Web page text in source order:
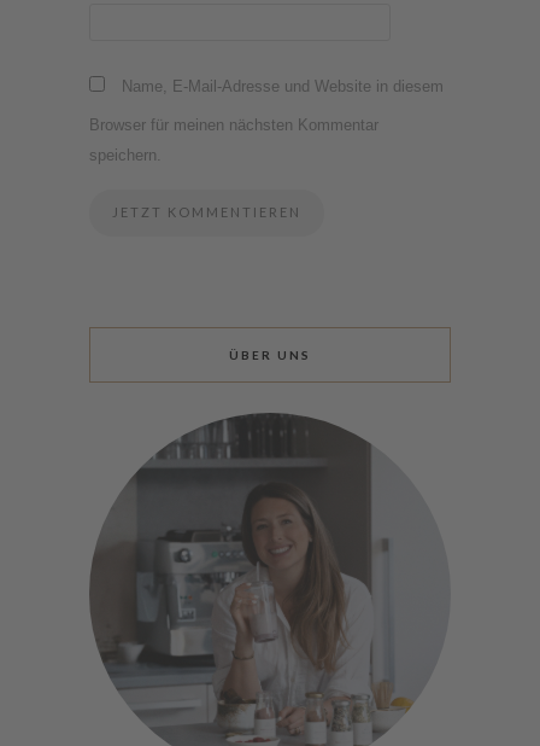
Name, E-Mail-Adresse und Website in diesem
Browser für meinen nächsten Kommentar
speichern.
ÜBER UNS